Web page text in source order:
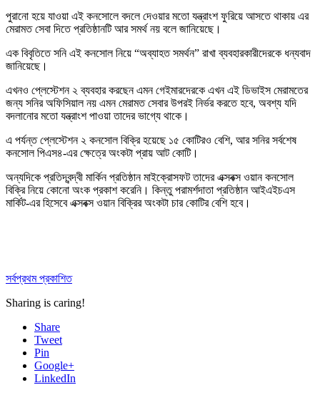
পুরানো হয়ে যাওয়া এই কনসোলে বদলে দেওয়ার মতো যন্ত্রাংশ ফুরিয়ে আসতে থাকায় এর
মেরামত সেবা দিতে প্রতিষ্ঠানটি আর সমর্থ নয় বলে জানিয়েছে।
এক বিবৃতিতে সনি এই কনসোল নিয়ে “অব্যাহত সমর্থন” রাখা ব্যবহারকারীদেরকে ধন্যবাদ
জানিয়েছে।
এখনও প্লেস্টেশন ২ ব্যবহার করছেন এমন গেইমারদেরকে এখন এই ডিভাইস মেরামতের
জন্য সনির অফিসিয়াল নয় এমন মেরামত সেবার উপরই নির্ভর করতে হবে, অবশ্য যদি
বদলানোর মতো যন্ত্রাংশ পাওয়া তাদের ভাগ্যে থাকে।
এ পর্যন্ত প্লেস্টেশন ২ কনসোল বিক্রি হয়েছে ১৫ কোটিরও বেশি, আর সনির সর্বশেষ
কনসোল পিএস৪-এর ক্ষেত্রে অংকটা প্রায় আট কোটি।
অন্যদিকে প্রতিদ্বন্দ্বী মার্কিন প্রতিষ্ঠান মাইক্রোসফট তাদের এক্সবক্স ওয়ান কনসোল
বিক্রি নিয়ে কোনো অংক প্রকাশ করেনি। কিন্তু পরামর্শদাতা প্রতিষ্ঠান আইএইচএস
মার্কিট-এর হিসেবে এক্সবক্স ওয়ান বিক্রির অংকটা চার কোটির বেশি হবে।
সর্বপ্রথম প্রকাশিত
Sharing is caring!
Share
Tweet
Pin
Google+
LinkedIn